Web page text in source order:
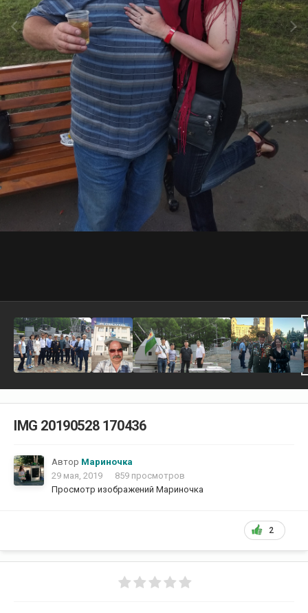
IMG 20190528 170436
Автор Мариночка
29 мая, 2019
859 просмотров
Просмотр изображений Мариночка
2